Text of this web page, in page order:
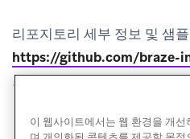
리포지토리 세부 정보 및 샘
https://github.com/braze-
조하세요.
이 웹사이트에서는 웹 환경을 개